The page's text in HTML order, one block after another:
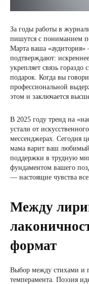
За годы работы в
пишутся с пониманием
Марта ваша
подтверждают:
укрепляет связь
подарок. Когда вы
профессиональной
этом и заключается
В 2025 году тренд на
устали от
мессенджерах. Сегодня
мама варит ваш любимый
поддержки в трудную
фундаментом вашего
— настоящие чувства
Между
формат
Выбор между стихами и
темперамента. Поэзия